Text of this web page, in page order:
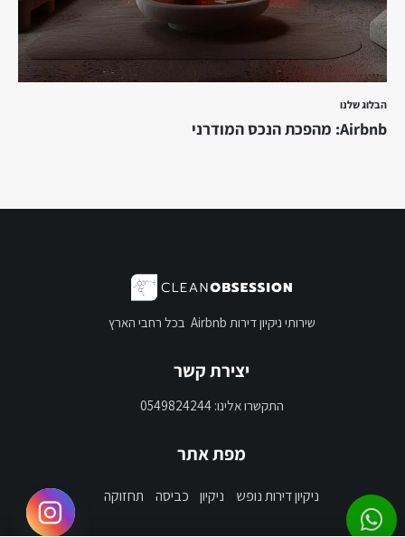
הבלוג שלנו
Airbnb: מהפכת הנכס המודרני
שירותי ניקיון דירות Airbnb בכל רחבי הארץ
יצירת קשר
התקשרו אלינו: 0549824244
מפת אתר
ניקיון דירות נופש ניקיון כביסה תחזוקה